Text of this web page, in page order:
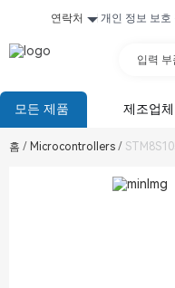
연락처 개인 정보 보호
입력 부
모든 제품 제조업체
홈 / Microcontrollers /